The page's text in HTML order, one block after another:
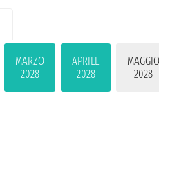
MARZO
2028
APRILE
2028
MAGGIO
2028